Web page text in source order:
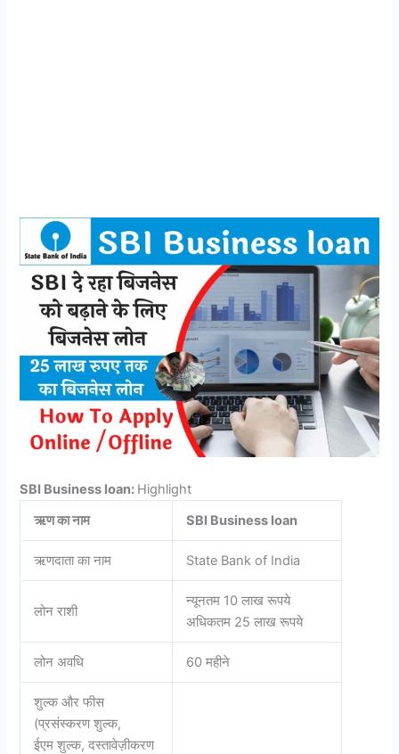
SBI Business loan: Highlight
ऋण का नाम
SBI Business loan
ऋणदाता का नाम State Bank of India
लोन राशी
न्यूनतम 10 लाख रूपये
अधिकतम 25 लाख रूपये
लोन अवधि 60 महीने
शुल्क और फीस
(प्रसंस्करण शुल्क,
ईएम शुल्क, दस्तावेज़ीकरण